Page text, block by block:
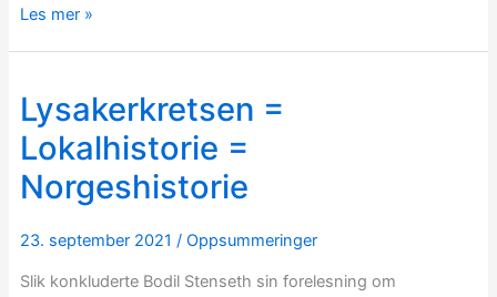
Les mer »
Lysakerkretsen =
Lokalhistorie =
Norgeshistorie
23. september 2021 / Oppsummeringer
Slik konkluderte Bodil Stenseth sin forelesning om
Lysakerkretsen
Lokalhistorie
=
Norgeshistorie